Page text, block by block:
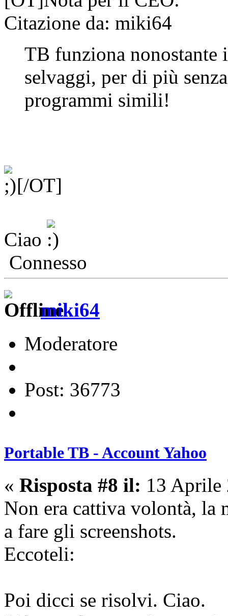
Citazione da: miki64
TB funziona nonostante
selvaggi, per di più
programmi simili!
[/OT]
Ciao
Connesso
miki64
Moderatore
Post: 36773
Portable TB - Account Yahoo
« Risposta #8 il: 13 Aprile
Non era cattiva volontà, la
a fare gli screenshots.
Eccoteli:
Poi dicci se risolvi. Ciao.